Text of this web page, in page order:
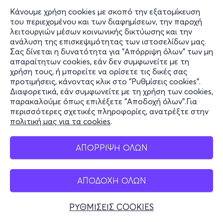
Κάνουμε χρήση cookies με σκοπό την εξατομίκευση
του περιεχομένου και των διαφημίσεων, την παροχή
λειτουργιών μέσων κοινωνικής δικτύωσης και την
ανάλυση της επισκεψιμότητας των ιστοσελίδων μας.
Σας δίνεται η δυνατότητα για "Απόρριψη όλων" των μη
απαραίτητων cookies, εάν δεν συμφωνείτε με τη
χρήση τους, ή μπορείτε να ορίσετε τις δικές σας
προτιμήσεις, κάνοντας κλικ στο "Ρυθμίσεις cookies".
Διαφορετικά, εάν συμφωνείτε με τη χρήση των cookies,
παρακαλούμε όπως επιλέξετε "Αποδοχή όλων".Για
περισσότερες σχετικές πληροφορίες, ανατρέξτε στην
πολιτική μας για τα cookies.
ΑΠΟΡΡΙΨΗ ΟΛΩΝ
ΑΠΟΔΟΧΗ ΟΛΩΝ
ΡΥΘΜΙΣΕΙΣ COOKIES